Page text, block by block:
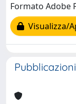
Formato Adobe
Visualizza/